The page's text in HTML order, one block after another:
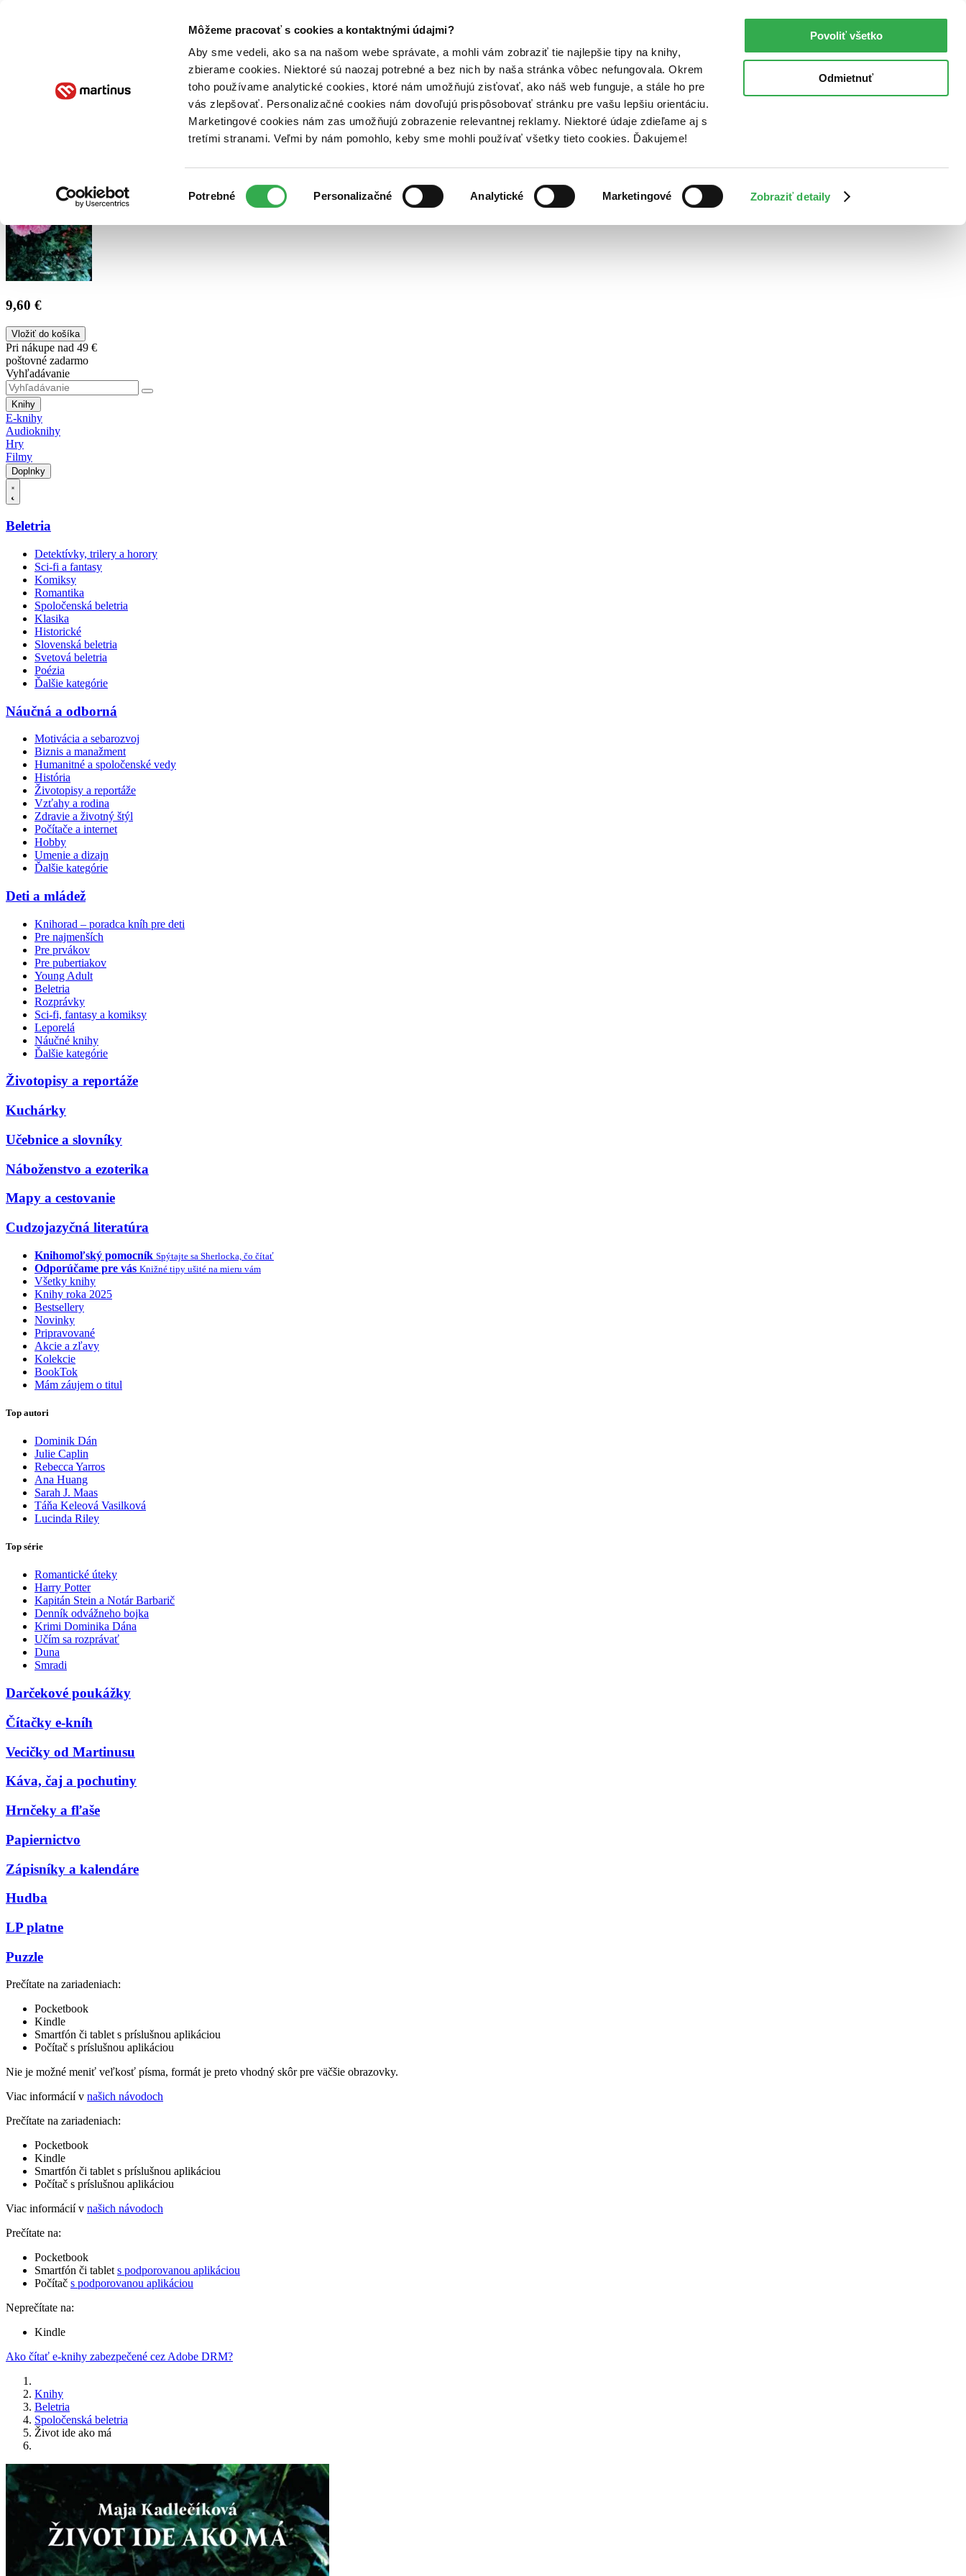
Môžeme pracovať s cookies a kontaktnými údajmi?
Aby sme vedeli, ako sa na našom webe správate, a mohli vám zobraziť tie najlepšie tipy na knihy,
zbierame cookies. Niektoré sú naozaj potrebné a bez nich by naša stránka vôbec nefungovala. Okrem
toho používame analytické cookies, ktoré nám umožňujú zisťovať, ako náš web funguje, a stále ho pre
vás zlepšovať. Personalizačné cookies nám dovoľujú prispôsobovať stránku pre vašu lepšiu orientáciu.
Marketingové cookies nám zas umožňujú zobrazenie relevantnej reklamy. Niektoré údaje zdieľame aj s
tretími stranami. Veľmi by nám pomohlo, keby sme mohli používať všetky tieto cookies. Ďakujeme!
súhlasu
Potrebné Personalizačné Analytické Marketingové Zobraziť detaily
Povoliť všetko
Odmietnuť
Poukážky Kontakt
9,60 €
Vložiť do košíka
Pri nákupe nad 49 €
poštovné zadarmo
Vyhľadávanie
Knihy
E-knihy
Audioknihy
Hry
Filmy
Doplnky
Beletria
Detektívky, trilery a horory
Sci-fi a fantasy
Komiksy
Romantika
Spoločenská beletria
Klasika
Historické
Slovenská beletria
Svetová beletria
Poézia
Ďalšie kategórie
Náučná a odborná
Motivácia a sebarozvoj
Biznis a manažment
Humanitné a spoločenské vedy
História
Životopisy a reportáže
Vzťahy a rodina
Zdravie a životný štýl
Počítače a internet
Hobby
Umenie a dizajn
Ďalšie kategórie
Deti a mládež
Knihorad – poradca kníh pre deti
Pre najmenších
Pre prvákov
Pre pubertiakov
Young Adult
Beletria
Rozprávky
Sci-fi, fantasy a komiksy
Leporelá
Náučné knihy
Ďalšie kategórie
Životopisy a reportáže
Kuchárky
Učebnice a slovníky
Náboženstvo a ezoterika
Mapy a cestovanie
Cudzojazyčná literatúra
Knihomoľský pomocník Spýtajte sa Sherlocka, čo čítať
Odporúčame pre vás Knižné tipy ušité na mieru vám
Všetky knihy
Knihy roka 2025
Bestsellery
Novinky
Pripravované
Akcie a zľavy
Kolekcie
BookTok
Mám záujem o titul
Top autori
Dominik Dán
Julie Caplin
Rebecca Yarros
Ana Huang
Sarah J. Maas
Táňa Keleová Vasilková
Lucinda Riley
Top série
Romantické úteky
Harry Potter
Kapitán Stein a Notár Barbarič
Denník odvážneho bojka
Krimi Dominika Dána
Učím sa rozprávať
Duna
Smradi
Darčekové poukážky
Čítačky e-kníh
Vecičky od Martinusu
Káva, čaj a pochutiny
Hrnčeky a fľaše
Papiernictvo
Zápisníky a kalendáre
Hudba
LP platne
Puzzle
Prečítate na zariadeniach:
Pocketbook
Kindle
Smartfón či tablet s príslušnou aplikáciou
Počítač s príslušnou aplikáciou
Nie je možné meniť veľkosť písma, formát je preto vhodný skôr pre väčšie obrazovky.
Viac informácií v našich návodoch
Prečítate na zariadeniach:
Pocketbook
Kindle
Smartfón či tablet s príslušnou aplikáciou
Počítač s príslušnou aplikáciou
Viac informácií v našich návodoch
Prečítate na:
Pocketbook
Smartfón či tablet s podporovanou aplikáciou
Počítač s podporovanou aplikáciou
Neprečítate na:
Kindle
Ako čítať e-knihy zabezpečené cez Adobe DRM?
Knihy
Beletria
Spoločenská beletria
Život ide ako má